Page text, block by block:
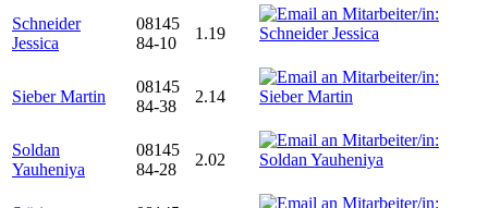
Schneider
Jessica
08145
84-10
1.19
Sieber Martin
08145
84-38
2.14
Soldan
Yauheniya
08145
84-28
2.02